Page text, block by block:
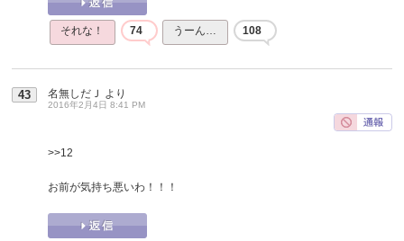
それな！ 74 うーん… 108
43 名無しだＪ より
2016年2月4日 8:41 PM
>>12
お前が気持ち悪いわ！！！